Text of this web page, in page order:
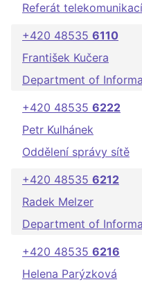
Referát
+420 48535 6110
František Kučera
Department of
+420 48535 6222
Petr Kulhánek
Oddělení správy sítě
+420 48535 6212
Radek Melzer
Department of
+420 48535 6216
Helena Parýzková